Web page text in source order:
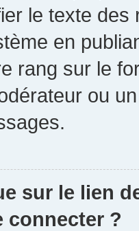
le texte
en
rang sur le
ou
sur le lien
connecter ?